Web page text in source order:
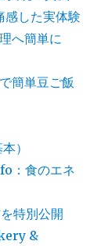
感した実体験
へ簡単に
簡単豆ご飯
）
：食のエネ
特別公開
&